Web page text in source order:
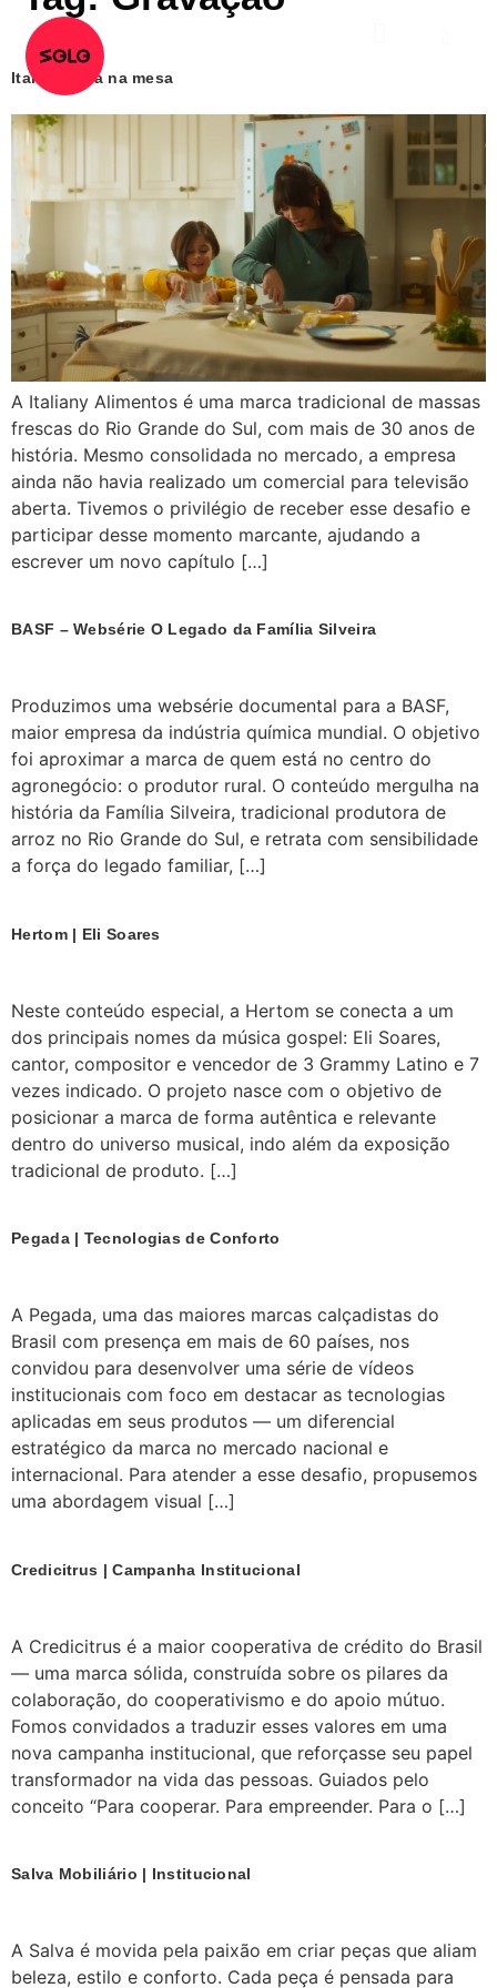
Italiany | Tá na mesa
A Italiany Alimentos é uma marca tradicional de massas
frescas do Rio Grande do Sul, com mais de 30 anos de
história. Mesmo consolidada no mercado, a empresa
ainda não havia realizado um comercial para televisão
aberta. Tivemos o privilégio de receber esse desafio e
participar desse momento marcante, ajudando a
escrever um novo capítulo […]
BASF – Websérie O Legado da Família Silveira
Produzimos uma websérie documental para a BASF,
maior empresa da indústria química mundial. O objetivo
foi aproximar a marca de quem está no centro do
agronegócio: o produtor rural. O conteúdo mergulha na
história da Família Silveira, tradicional produtora de
arroz no Rio Grande do Sul, e retrata com sensibilidade
a força do legado familiar, […]
Hertom | Eli Soares
Neste conteúdo especial, a Hertom se conecta a um
dos principais nomes da música gospel: Eli Soares,
cantor, compositor e vencedor de 3 Grammy Latino e 7
vezes indicado. O projeto nasce com o objetivo de
posicionar a marca de forma autêntica e relevante
dentro do universo musical, indo além da exposição
tradicional de produto. […]
Pegada | Tecnologias de Conforto
A Pegada, uma das maiores marcas calçadistas do
Brasil com presença em mais de 60 países, nos
convidou para desenvolver uma série de vídeos
institucionais com foco em destacar as tecnologias
aplicadas em seus produtos — um diferencial
estratégico da marca no mercado nacional e
internacional. Para atender a esse desafio, propusemos
uma abordagem visual […]
Credicitrus | Campanha Institucional
A Credicitrus é a maior cooperativa de crédito do Brasil
— uma marca sólida, construída sobre os pilares da
colaboração, do cooperativismo e do apoio mútuo.
Fomos convidados a traduzir esses valores em uma
nova campanha institucional, que reforçasse seu papel
transformador na vida das pessoas. Guiados pelo
conceito “Para cooperar. Para empreender. Para o […]
Salva Mobiliário | Institucional
A Salva é movida pela paixão em criar peças que aliam
beleza, estilo e conforto. Cada peça é pensada para